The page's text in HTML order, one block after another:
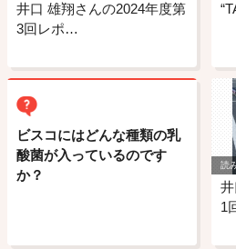
井口 雄翔さんの2024年度第
3回レポ…
ビスコにはどんな種類の乳
酸菌が入っているのです
か？
読
1